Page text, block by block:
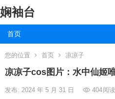
娴袖台
首页
您的位置 首页 凉凉子
凉凉子cos图片：水中仙姬
发布: 2024 年 5 月 31 日 404阅读